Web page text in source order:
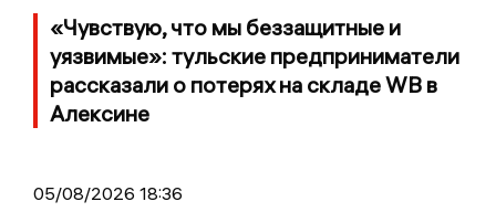
«Чувствую, что мы беззащитные и
уязвимые»: тульские предприниматели
рассказали о потерях на складе WB в
Алексине
05/08/2026 18:36